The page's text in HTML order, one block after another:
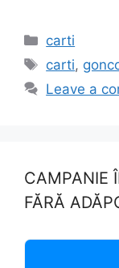
c
e
b
k
o
d
Categories
carti
Tags
carti,
Leave a
CAMPANIE
FĂRĂ